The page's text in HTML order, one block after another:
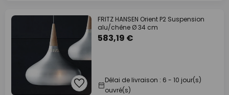
FRITZ HANSEN Orient P2 Suspension
alu/chêne Ø 34 cm
583,19 €
Délai de livraison : 6 - 10 jour(s)
ouvré(s)